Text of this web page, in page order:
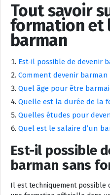
Tout savoir
formation et
barman
Est-il possible de devenir
Comment devenir barman
Quel âge pour être
Quelle est la durée de la
Quelles études pour
Quel est le salaire d’un
Est-il possible
barman sans
Il est techniquement possible